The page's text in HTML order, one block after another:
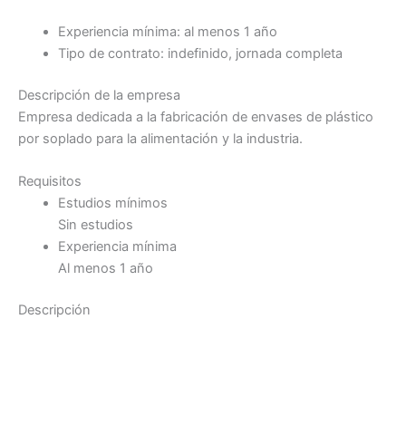
Experiencia mínima: al menos 1 año
Tipo de contrato: indefinido, jornada completa
Descripción de la empresa
Empresa dedicada a la fabricación de envases de plástico
por soplado para la alimentación y la industria.
Requisitos
Estudios mínimos
Sin estudios
Experiencia mínima
Al menos 1 año
Descripción